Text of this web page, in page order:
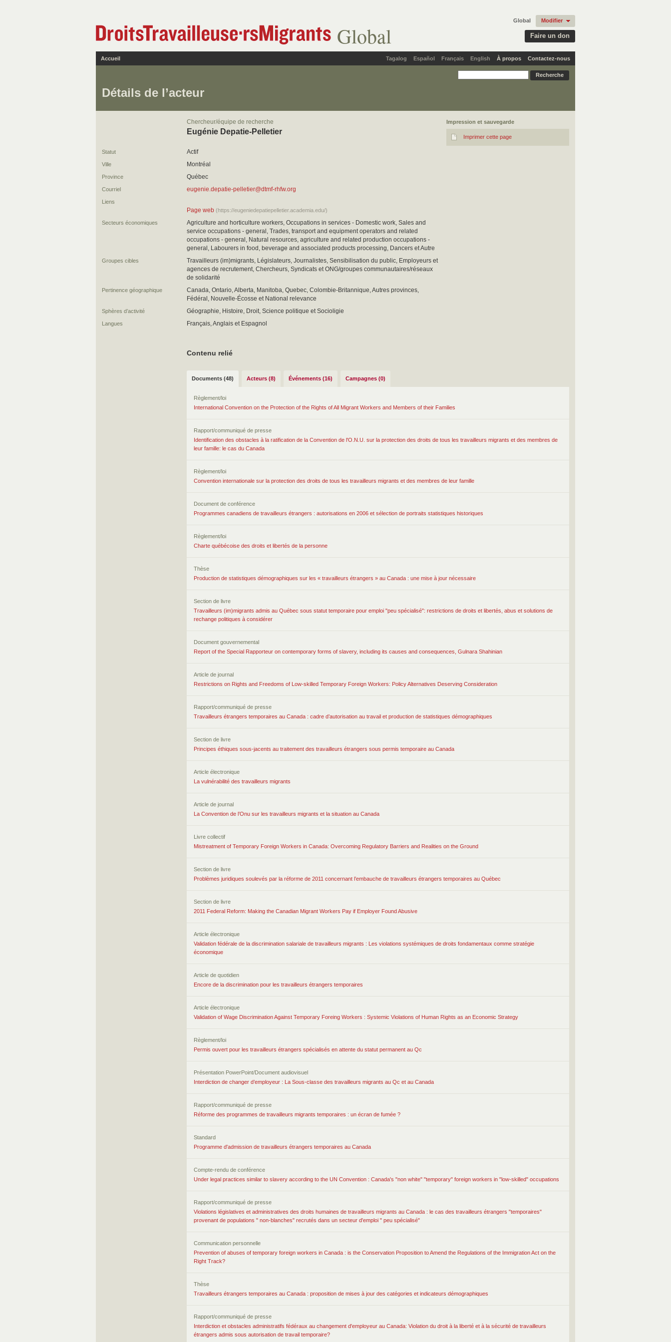
Global Faire un don
Global Modifier
Tagalog Español Français English
Accueil À propos Contactez-nous
Détails de l’acteur
Impression et sauvegarde
Imprimer cette page
Chercheur/équipe de recherche
Eugénie Depatie-Pelletier
Statut Actif
Ville Montréal
Province Québec
Courriel eugenie.depatie-pelletier@dtmf-rhfw.org
Liens
Page web (https://eugeniedepatiepelletier.academia.edu/)
Secteurs économiques
Agriculture and horticulture workers, Occupations in services - Domestic work, Sales and
service occupations - general, Trades, transport and equipment operators and related
occupations - general, Natural resources, agriculture and related production occupations -
general, Labourers in food, beverage and associated products processing, Dancers et Autre
Groupes cibles
Travailleurs (im)migrants, Législateurs, Journalistes, Sensibilisation du public, Employeurs et
agences de recrutement, Chercheurs, Syndicats et ONG/groupes communautaires/réseaux
de solidarité
Pertinence géographique
Canada, Ontario, Alberta, Manitoba, Quebec, Colombie-Britannique, Autres provinces,
Fédéral, Nouvelle-Écosse et National relevance
Sphères d’activité Géographie, Histoire, Droit, Science politique et Socioligie
Langues Français, Anglais et Espagnol
Contenu relié
Documents (48) Acteurs (8) Événements (16) Campagnes (0)
Règlement/loi
International Convention on the Protection of the Rights of All Migrant Workers and Members of their Families
Rapport/communiqué de presse
Identification des obstacles à la ratification de la Convention de l'O.N.U. sur la protection des droits de tous les travailleurs migrants et des membres de
leur famille: le cas du Canada
Règlement/loi
Convention internationale sur la protection des droits de tous les travailleurs migrants et des membres de leur famille
Document de conférence
Programmes canadiens de travailleurs étrangers : autorisations en 2006 et sélection de portraits statistiques historiques
Règlement/loi
Charte québécoise des droits et libertés de la personne
Thèse
Production de statistiques démographiques sur les « travailleurs étrangers » au Canada : une mise à jour nécessaire
Section de livre
Travailleurs (im)migrants admis au Québec sous statut temporaire pour emploi "peu spécialisé": restrictions de droits et libertés, abus et solutions de
rechange politiques à considérer
Document gouvernemental
Report of the Special Rapporteur on contemporary forms of slavery, including its causes and consequences, Gulnara Shahinian
Article de journal
Restrictions on Rights and Freedoms of Low-skilled Temporary Foreign Workers: Policy Alternatives Deserving Consideration
Rapport/communiqué de presse
Travailleurs étrangers temporaires au Canada : cadre d’autorisation au travail et production de statistiques démographiques
Section de livre
Principes éthiques sous-jacents au traitement des travailleurs étrangers sous permis temporaire au Canada
Article électronique
La vulnérabilité des travailleurs migrants
Article de journal
La Convention de l’Onu sur les travailleurs migrants et la situation au Canada
Livre collectif
Mistreatment of Temporary Foreign Workers in Canada: Overcoming Regulatory Barriers and Realities on the Ground
Section de livre
Problèmes juridiques soulevés par la réforme de 2011 concernant l’embauche de travailleurs étrangers temporaires au Québec
Section de livre
2011 Federal Reform: Making the Canadian Migrant Workers Pay if Employer Found Abusive
Article électronique
Validation fédérale de la discrimination salariale de travailleurs migrants : Les violations systémiques de droits fondamentaux comme stratégie
économique
Article de quotidien
Encore de la discrimination pour les travailleurs étrangers temporaires
Article électronique
Validation of Wage Discrimination Against Temporary Foreing Workers : Systemic Violations of Human Rights as an Economic Strategy
Règlement/loi
Permis ouvert pour les travailleurs étrangers spécialisés en attente du statut permanent au Qc
Présentation PowerPoint/Document audiovisuel
Interdiction de changer d’employeur : La Sous-classe des travailleurs migrants au Qc et au Canada
Rapport/communiqué de presse
Réforme des programmes de travailleurs migrants temporaires : un écran de fumée ?
Standard
Programme d'admission de travailleurs étrangers temporaires au Canada
Compte-rendu de conférence
Under legal practices similar to slavery according to the UN Convention : Canada's "non white" "temporary" foreign workers in "low-skilled" occupations
Rapport/communiqué de presse
Violations législatives et administratives des droits humaines de travailleurs migrants au Canada : le cas des travailleurs étrangers "temporaires"
provenant de populations " non-blanches" recrutés dans un secteur d'emploi " peu spécialisé"
Communication personnelle
Prevention of abuses of temporary foreign workers in Canada : is the Conservation Proposition to Amend the Regulations of the Immigration Act on the
Right Track?
Thèse
Travailleurs étrangers temporaires au Canada : proposition de mises à jour des catégories et indicateurs démographiques
Rapport/communiqué de presse
Interdiction et obstacles administratifs fédéraux au changement d'employeur au Canada: Violation du droit à la liberté et à la sécurité de travailleurs
étrangers admis sous autorisation de travail temporaire?